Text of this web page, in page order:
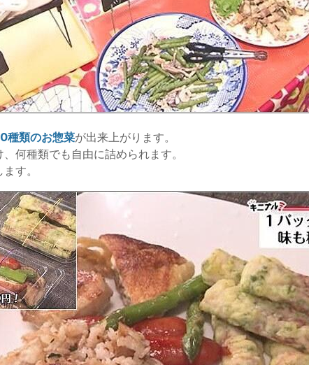
種類のお惣菜が出来上がります。
何種類でも自由に詰められます。
す。